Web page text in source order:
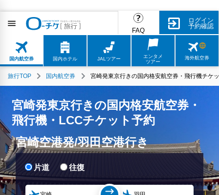
FAQ
ログイン
予約確認
国内航空券 国内ホテル JALツアー
エンタメ
ツアー
海外航空券
旅行TOP 国内航空券 宮崎発東京行きの国内格安航空券・飛行機チケ
宮崎発東京行きの国内格安航空券・
飛行機・LCCチケット予約
宮崎空港発/羽田空港行き